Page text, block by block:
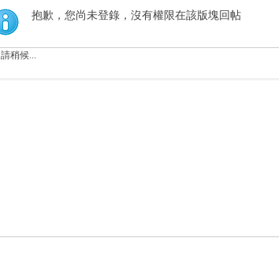
索
抱歉，您尚未登錄，沒有權限在該版塊回帖
請稍候...